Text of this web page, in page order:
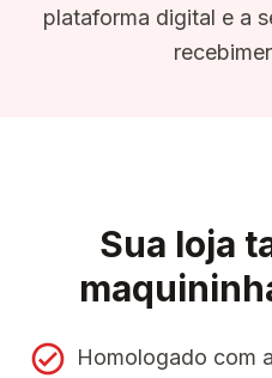
plataforma digital e a
Sua loja
Homologado com